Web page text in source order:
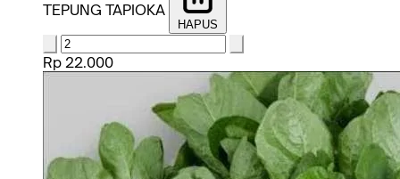
TEPUNG TAPIOKA
HAPUS
Rp 22.000